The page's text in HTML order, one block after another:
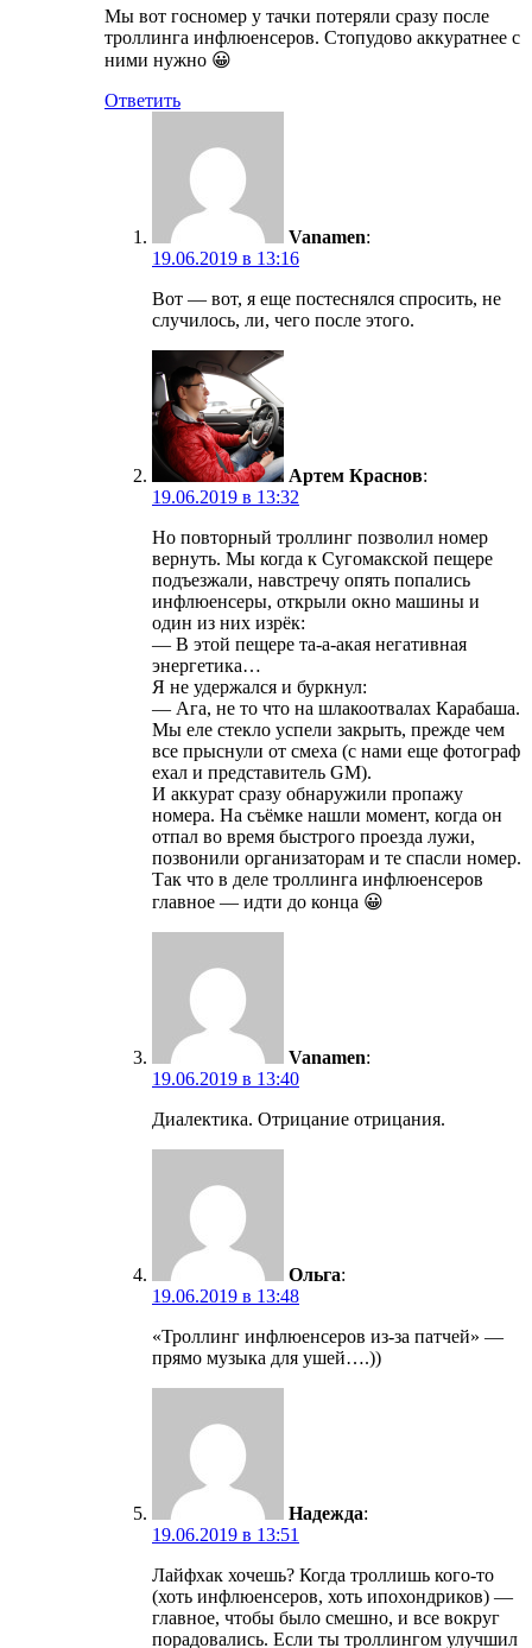
Мы вот госномер у тачки потеряли сразу после
троллинга инфлюенсеров. Стопудово аккуратнее с
ними нужно 😀
Ответить
Vanamen:
19.06.2019 в 13:16
Вот — вот, я еще постеснялся спросить, не
случилось, ли, чего после этого.
Артем Краснов:
19.06.2019 в 13:32
Но повторный троллинг позволил номер
вернуть. Мы когда к Сугомакской пещере
подъезжали, навстречу опять попались
инфлюенсеры, открыли окно машины и
один из них изрёк:
— В этой пещере та-а-акая негативная
энергетика…
Я не удержался и буркнул:
— Ага, не то что на шлакоотвалах Карабаша.
Мы еле стекло успели закрыть, прежде чем
все прыснули от смеха (с нами еще фотограф
ехал и представитель GM).
И аккурат сразу обнаружили пропажу
номера. На съёмке нашли момент, когда он
отпал во время быстрого проезда лужи,
позвонили организаторам и те спасли номер.
Так что в деле троллинга инфлюенсеров
главное — идти до конца 😀
Vanamen:
19.06.2019 в 13:40
Диалектика. Отрицание отрицания.
Ольга:
19.06.2019 в 13:48
«Троллинг инфлюенсеров из-за патчей» —
прямо музыка для ушей….))
Надежда:
19.06.2019 в 13:51
Лайфхак хочешь? Когда троллишь кого-то
(хоть инфлюенсеров, хоть ипохондриков) —
главное, чтобы было смешно, и все вокруг
порадовались. Если ты троллингом улучшил